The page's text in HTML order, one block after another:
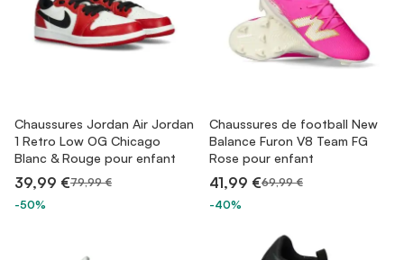
Chaussures Jordan Air Jordan
1 Retro Low OG Chicago
Blanc & Rouge pour enfant
39,99 €79,99 €
-50%
Chaussures de football New
Balance Furon V8 Team FG
Rose pour enfant
41,99 €69,99 €
-40%